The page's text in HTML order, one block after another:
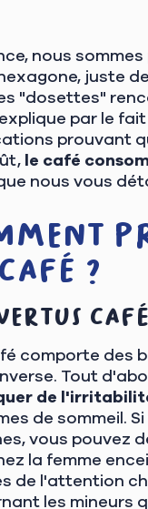
nous
juste
"dosettes"
par le
prouvant
le café
nous vous
?
comporte des
Tout
de
de sommeil.
vous pouvez
la femme
de l'attention
les mineurs